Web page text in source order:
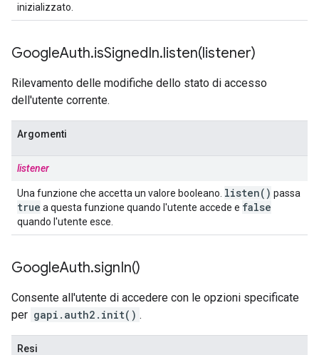
inizializzato.
GoogleAuth.isSignedIn.listen(listener)
Rilevamento delle modifiche dello stato di accesso
dell'utente corrente.
Argomenti
listener
Una funzione che accetta un valore booleano. listen( ) passa
true a questa funzione quando l'utente accede e false
quando l'utente esce.
GoogleAuth.signIn()
Consente all'utente di accedere con le opzioni specificate
per gapi.auth2.init() .
Resi